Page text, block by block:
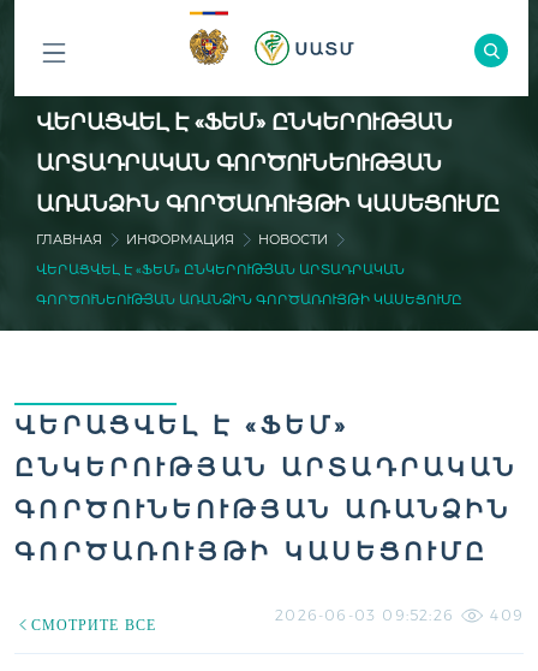
ԲՈԼՈՐ
ԲԱԺԻՆՆԵՐԸ
ՎԵՐԱՑՎԵԼ Է «ՖԵՄ» ԸՆԿԵՐՈՒԹՅԱՆ
ԱՐՏԱԴՐԱԿԱՆ ԳՈՐԾՈՒՆԵՈՒԹՅԱՆ
ԱՌԱՆՁԻՆ ԳՈՐԾԱՌՈՒՅԹԻ ԿԱՍԵՑՈՒՄԸ
ГЛАВНАЯ ИНФОРМАЦИЯ
НОВОСТИ
ՎԵՐԱՑՎԵԼ Է «ՖԵՄ» ԸՆԿԵՐՈՒԹՅԱՆ ԱՐՏԱԴՐԱԿԱՆ
ԳՈՐԾՈՒՆԵՈՒԹՅԱՆ ԱՌԱՆՁԻՆ ԳՈՐԾԱՌՈՒՅԹԻ ԿԱՍԵՑՈՒՄԸ
ՎԵՐԱՑՎԵԼ Է «ՖԵՄ»
ԸՆԿԵՐՈՒԹՅԱՆ ԱՐՏԱԴՐԱԿԱՆ
ԳՈՐԾՈՒՆԵՈՒԹՅԱՆ ԱՌԱՆՁԻՆ
ԳՈՐԾԱՌՈՒՅԹԻ ԿԱՍԵՑՈՒՄԸ
СМОТРИТЕ ВСЕ
2026-06-03 09:52:26 409